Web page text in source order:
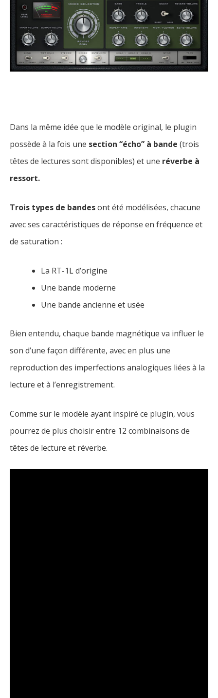
Dans la même idée que le modèle original, le plugin
possède à la fois une section “écho” à bande (trois
têtes de lectures sont disponibles) et une réverbe à
ressort.
Trois types de bandesont été modélisées, chacune
avec ses caractéristiques de réponse en fréquence et
de saturation :
La RT-1L d’origine
Une bande moderne
Une bande ancienne et usée
Bien entendu, chaque bande magnétique va influer le
son d’une façon différente, avec en plus une
reproduction des imperfections analogiques liées à la
lecture et à l’enregistrement.
Comme sur le modèle ayant inspiré ce plugin, vous
pourrez de plus choisir entre 12 combinaisons de
têtes de lecture et réverbe.